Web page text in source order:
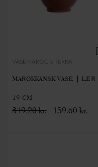
VASEMAROC-S-TERRA
MAROKKANSK VASE | LER |
19 CM
319.20 kr. 159.60 kr.